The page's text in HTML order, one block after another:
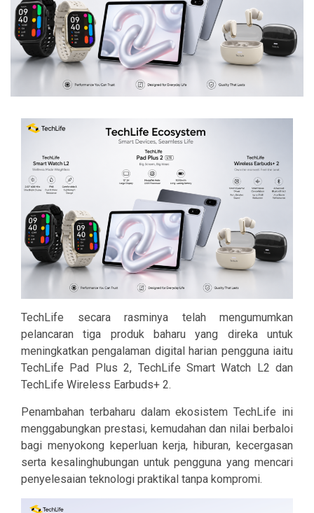
TechLife secara rasminya telah mengumumkan
pelancaran tiga produk baharu yang direka untuk
meningkatkan pengalaman digital harian pengguna iaitu
TechLife Pad Plus 2, TechLife Smart Watch L2 dan
TechLife Wireless Earbuds+ 2.
Penambahan terbaharu dalam ekosistem TechLife ini
menggabungkan prestasi, kemudahan dan nilai berbaloi
bagi menyokong keperluan kerja, hiburan, kecergasan
serta kesalinghubungan untuk pengguna yang mencari
penyelesaian teknologi praktikal tanpa kompromi.